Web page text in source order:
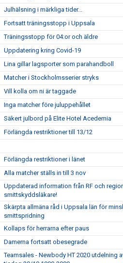
Julhälsning i märkliga tider...
Fortsatt träningsstopp i Uppsala
Träningsstopp för 04:or och äldre
Uppdatering kring Covid-19
Lina gillar lagsporter som parahandboll
Matcher i Stockholmsserier stryks
Vill kolla om ni är taggade
Inga matcher före juluppehållet
Säkert julbord på Elite Hotel Acedemia
Förlängda restriktioner till 13/12
Förlängda restriktioner i länet
Alla matcher ställs in till 3 nov
Uppdaterad information från RF och
smittskyddsläkare!
Skärpta allmäna råd i Uppsala län för
smittspridning
Kollaps för herrarna efter paus
Damerna fortsatt obesegrade
Teamsales - Newbody HT 2020 utdelning